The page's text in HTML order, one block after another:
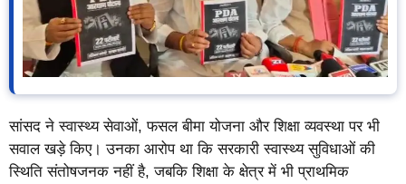
सांसद ने स्वास्थ्य सेवाओं, फसल बीमा योजना और शिक्षा व्यवस्था पर भी
सवाल खड़े किए। उनका आरोप था कि सरकारी स्वास्थ्य सुविधाओं की
स्थिति संतोषजनक नहीं है, जबकि शिक्षा के क्षेत्र में भी प्राथमिक